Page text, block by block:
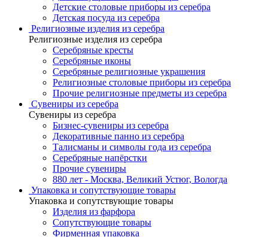
Детские столовые приборы из серебра
Детская посуда из серебра
Религиозные изделия из серебра
Религиозные изделия из серебра
Серебряные кресты
Серебряные иконы
Серебряные религиозные украшения
Религиозные столовые приборы из серебра
Прочие религиозные предметы из серебра
Сувениры из серебра
Сувениры из серебра
Бизнес-сувениры из серебра
Декоративные панно из серебра
Талисманы и символы года из серебра
Серебряные напёрстки
Прочие сувениры
880 лет - Москва, Великий Устюг, Вологда
Упаковка и сопутствующие товары
Упаковка и сопутствующие товары
Изделия из фарфора
Сопутствующие товары
Фирменная упаковка